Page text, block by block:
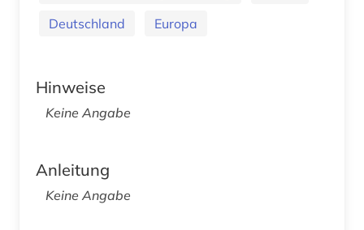
Deutschland
Europa
Hinweise
Keine Angabe
Anleitung
Keine Angabe